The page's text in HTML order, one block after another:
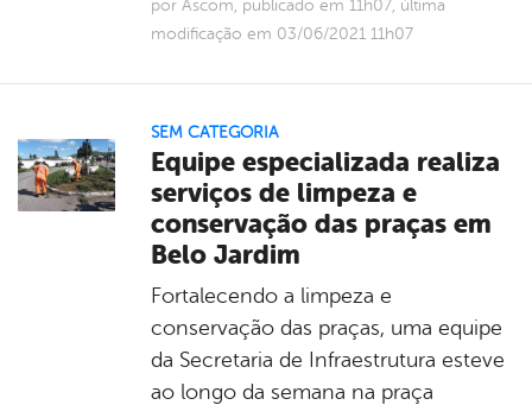
por Ascom, publicado em 11h07, última
modificação em 03/06/2021 11h07
SEM CATEGORIA
Equipe especializada realiza
serviços de limpeza e
conservação das praças em
Belo Jardim
Fortalecendo a limpeza e
conservação das praças, uma equipe
da Secretaria de Infraestrutura esteve
ao longo da semana na praça